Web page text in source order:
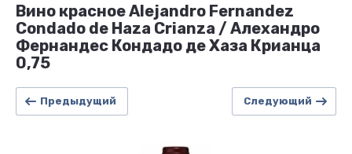
Вино красное Alejandro Fernandez
Condado de Haza Crianza / Алехандро
Фернандес Кондадо де Хаза Крианца
0,75
Предыдущий Следующий